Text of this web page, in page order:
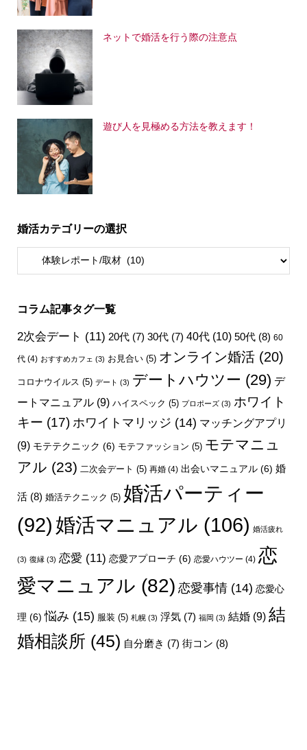
ネットで婚活を行う際の注意点
遊び人を見極める方法を教えます！
婚活カテゴリーの選択
コラム記事タグ一覧
2次会デート (11) 20代(7) 30代(7) 40代 (10) 50代(8) 60
代(4) おすすめカフェ (3) お見合い(5) オンライン婚活(20)
コロナウイルス (5) デート (3) デートハウツー (29) デ
ートマニュアル(9) ハイスペック (5) プロポーズ(3) ホワイト
キー (17) ホワイトマリッジ (14) マッチングアプリ
(9) モテテクニック (6) モテファッション (5) モテマニュ
アル (23) 二次会デート (5) 再婚(4) 出会いマニュアル(6) 婚
活(8) 婚活テクニック (5) 婚活パーティー
(92) 婚活マニュアル (106) 婚活疲れ
(3) 復縁(3) 恋愛 (11) 恋愛アプローチ (6) 恋愛ハウツー (4) 恋
愛マニュアル (82) 恋愛事情(14) 恋愛心
理 (6) 悩み (15) 服装 (5) 札幌(3) 浮気(7) 福岡 (3) 結婚(9) 結
婚相談所 (45) 自分磨き (7) 街コン (8)